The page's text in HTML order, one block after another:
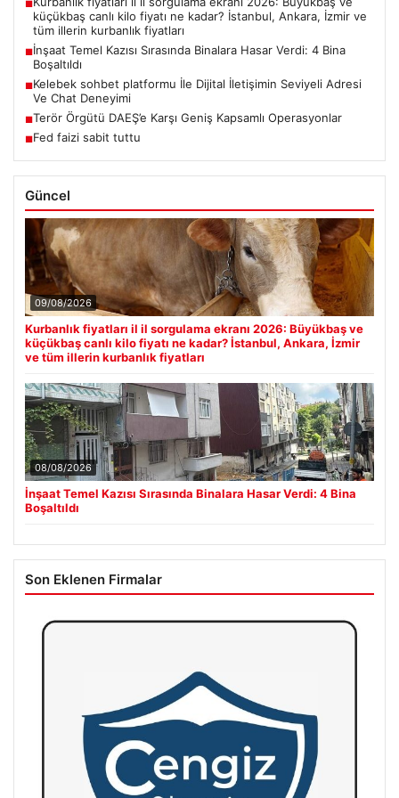
■
küçükbaş canlı kilo fiyatı ne kadar? İstanbul, Ankara, İzmir ve
tüm illerin kurbanlık fiyatları
■İnşaat Temel Kazısı Sırasında Binalara Hasar Verdi: 4 Bina
Boşaltıldı
■Kelebek sohbet platformu İle Dijital İletişimin Seviyeli Adresi
Ve Chat Deneyimi
■Terör Örgütü DAEŞ’e Karşı Geniş Kapsamlı Operasyonlar
■Fed faizi sabit tuttu
Güncel
09/08/2026
Kurbanlık fiyatları il il sorgulama ekranı 2026: Büyükbaş ve
küçükbaş canlı kilo fiyatı ne kadar? İstanbul, Ankara, İzmir
ve tüm illerin kurbanlık fiyatları
08/08/2026
İnşaat Temel Kazısı Sırasında Binalara Hasar Verdi: 4 Bina
Boşaltıldı
Son Eklenen Firmalar